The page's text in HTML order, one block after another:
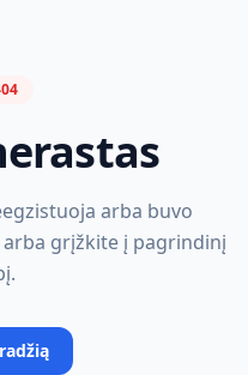
arba buvo
grįžkite į pagrindinį